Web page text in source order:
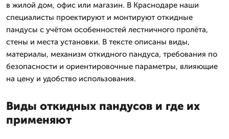
в жилой дом, офис или магазин. В Краснодаре наши
специалисты проектируют и монтируют откидные
пандусы с учётом особенностей лестничного пролёта,
стены и места установки. В тексте описаны виды,
материалы, механизм откидного пандуса, требования по
безопасности и ориентировочные параметры, влияющие
на цену и удобство использования.
Виды откидных пандусов и где их
применяют